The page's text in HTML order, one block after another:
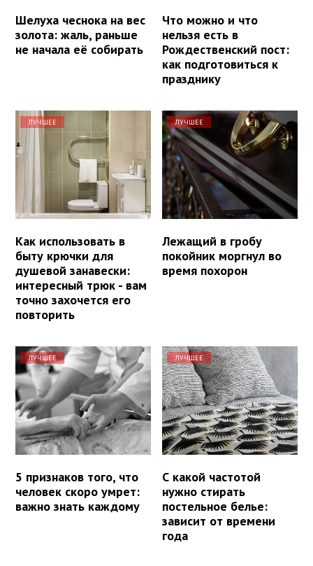
Шелуха чеснока на вес
золота: жаль, раньше
не начала её собирать
Что можно и что
нельзя есть в
Рождественский пост:
как подготовиться к
празднику
ЛУЧШЕЕ
Как использовать в
быту крючки для
душевой занавески:
интересный трюк - вам
точно захочется его
повторить
ЛУЧШЕЕ
Лежащий в гробу
покойник моргнул во
время похорон
ЛУЧШЕЕ
5 признаков того, что
человек скоро умрет:
важно знать каждому
ЛУЧШЕЕ
С какой частотой
нужно стирать
постельное белье:
зависит от времени
года